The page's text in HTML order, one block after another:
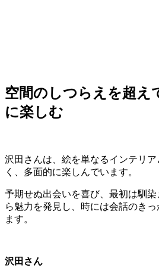
空間のしつらえを超え
に楽しむ
沢田さんは、絵を単なるインテリ
く、多面的に楽しんでいます。
予期せぬ出会いを喜び、最初は馴
ら魅力を発見し、時には会話のき
ます。
沢田さん